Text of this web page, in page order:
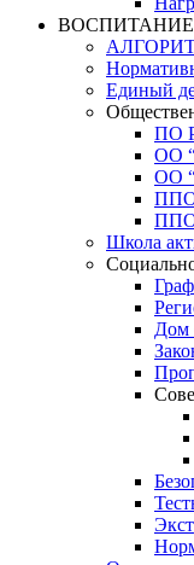
Единый
ПО
ОО
ОО
ППО
ППО
Школа
Дом